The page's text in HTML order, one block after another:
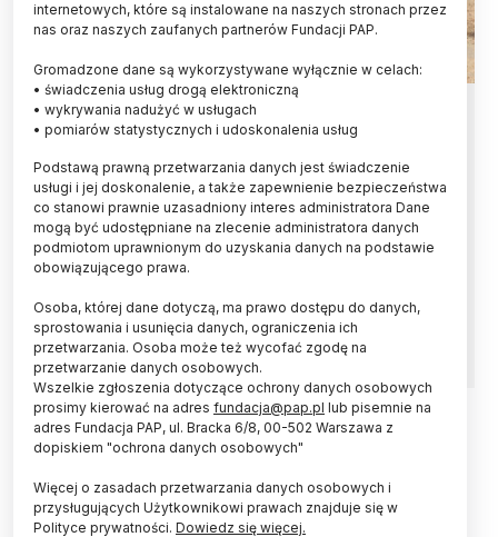
Krakowscy naukowcy przebadali
jordańskie megality
Fragmenty naczyń ceramicznych, narzędzia
krzemienne i szczątki kostne odkryli w Jordanii
archeolodzy z Uniwersytetu Jagiellońskiego
pod megalitami sprzed około 5 tys. lat. Być
może były nie tylko miejscami pochówku
członków społeczności, ale także wyznaczały
przestrzeń rytualną - uważają badacze.
HISTORIA I KULTURA
zmienne dzieje starożytnego
kompleksu świątynnego
internetowych, które są instalowane na naszych stronach przez
nas oraz naszych zaufanych partnerów Fundacji PAP.
Gromadzone dane są wykorzystywane wyłącznie w celach:
• świadczenia usług drogą elektroniczną
• wykrywania nadużyć w usługach
• pomiarów statystycznych i udoskonalenia usług
Podstawą prawną przetwarzania danych jest świadczenie
usługi i jej doskonalenie, a także zapewnienie bezpieczeństwa
co stanowi prawnie uzasadniony interes administratora Dane
mogą być udostępniane na zlecenie administratora danych
podmiotom uprawnionym do uzyskania danych na podstawie
obowiązującego prawa.
Osoba, której dane dotyczą, ma prawo dostępu do danych,
sprostowania i usunięcia danych, ograniczenia ich
przetwarzania. Osoba może też wycofać zgodę na
przetwarzanie danych osobowych.
Wszelkie zgłoszenia dotyczące ochrony danych osobowych
prosimy kierować na adres fundacja@pap.pl lub pisemnie na
adres Fundacja PAP, ul. Bracka 6/8, 00-502 Warszawa z
dopiskiem "ochrona danych osobowych"
Więcej o zasadach przetwarzania danych osobowych i
przysługujących Użytkownikowi prawach znajduje się w
Polityce prywatności. Dowiedz się więcej.